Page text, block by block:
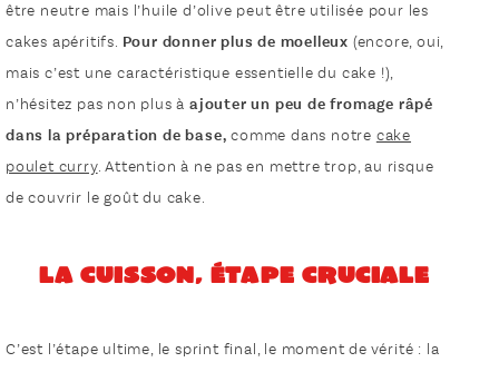
être neutre mais l’huile d’olive peut être utilisée pour les
cakes apéritifs. Pour donner plus de moelleux (encore, oui,
mais c’est une caractéristique essentielle du cake !),
n’hésitez pas non plus àajouter un peu de fromage râpé
dans la préparation de base, comme dans notre cake
poulet curry. Attention à ne pas en mettre trop, au risque
de couvrir le goût du cake.
La cuisson, étape cruciale
C’est l’étape ultime, le sprint final, le moment de vérité : la